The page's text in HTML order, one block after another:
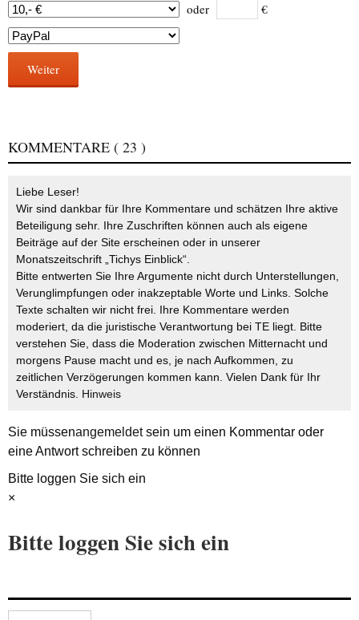
oder €
Weiter
KOMMENTARE ( 23 )
Liebe Leser!
Wir sind dankbar für Ihre Kommentare und schätzen Ihre aktive
Beteiligung sehr. Ihre Zuschriften können auch als eigene
Beiträge auf der Site erscheinen oder in unserer
Monatszeitschrift „Tichys Einblick“.
Bitte entwerten Sie Ihre Argumente nicht durch Unterstellungen,
Verunglimpfungen oder inakzeptable Worte und Links. Solche
Texte schalten wir nicht frei. Ihre Kommentare werden
moderiert, da die juristische Verantwortung bei TE liegt. Bitte
verstehen Sie, dass die Moderation zwischen Mitternacht und
morgens Pause macht und es, je nach Aufkommen, zu
zeitlichen Verzögerungen kommen kann. Vielen Dank für Ihr
Verständnis. Hinweis
Sie müssenangemeldetsein um einen Kommentar oder
eine Antwort schreiben zu können
Bitte loggen Sie sich ein
×
Bitte loggen Sie sich ein